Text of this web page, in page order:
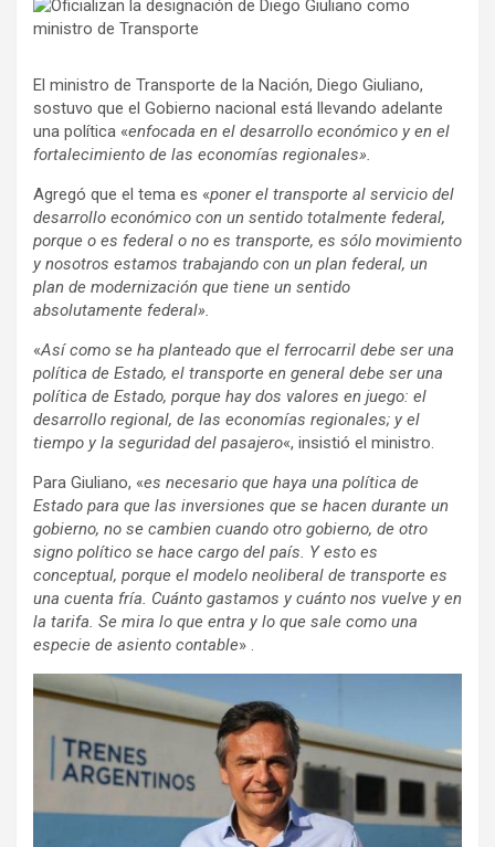
El ministro de Transporte de la Nación, Diego Giuliano,
sostuvo que el Gobierno nacional está llevando adelante
una política «enfocada en el desarrollo económico y en el
fortalecimiento de las economías regionales».
Agregó que el tema es «poner el transporte al servicio del
desarrollo económico con un sentido totalmente federal,
porque o es federal o no es transporte, es sólo movimiento
y nosotros estamos trabajando con un plan federal, un
plan de modernización que tiene un sentido
absolutamente federal».
«Así como se ha planteado que el ferrocarril debe ser una
política de Estado, el transporte en general debe ser una
política de Estado, porque hay dos valores en juego: el
desarrollo regional, de las economías regionales; y el
tiempo y la seguridad del pasajero«, insistió el ministro.
Para Giuliano, «es necesario que haya una política de
Estado para que las inversiones que se hacen durante un
gobierno, no se cambien cuando otro gobierno, de otro
signo político se hace cargo del país. Y esto es
conceptual, porque el modelo neoliberal de transporte es
una cuenta fría. Cuánto gastamos y cuánto nos vuelve y en
la tarifa. Se mira lo que entra y lo que sale como una
especie de asiento contable» .